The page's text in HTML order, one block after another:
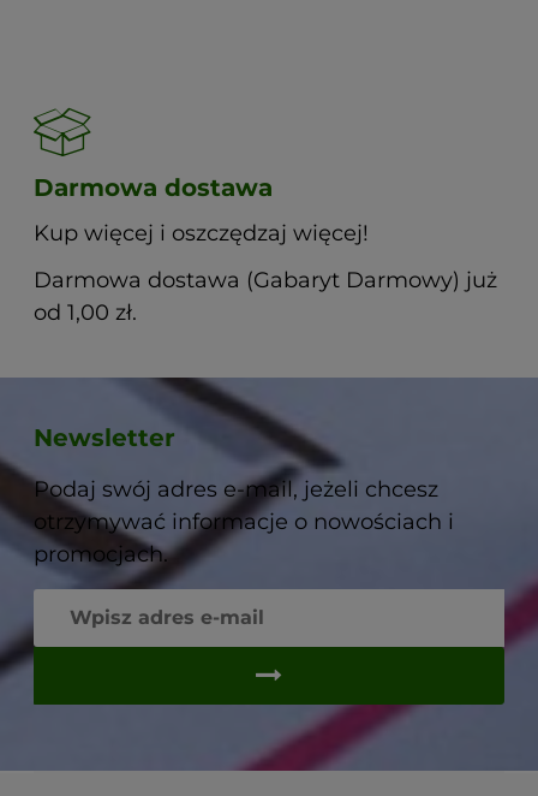
Darmowa dostawa
Kup więcej i oszczędzaj więcej!
Darmowa dostawa (Gabaryt Darmowy) już
od 1,00 zł.
Newsletter
Podaj swój adres e-mail, jeżeli chcesz
otrzymywać informacje o nowościach i
promocjach.